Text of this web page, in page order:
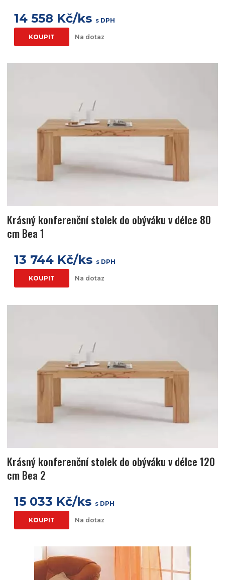
14 558 Kč/ks s DPH
KOUPIT Na dotaz
Krásný konferenční stolek do obýváku v délce 80
cm Bea 1
13 744 Kč/ks s DPH
KOUPIT Na dotaz
Krásný konferenční stolek do obýváku v délce 120
cm Bea 2
15 033 Kč/ks s DPH
KOUPIT Na dotaz